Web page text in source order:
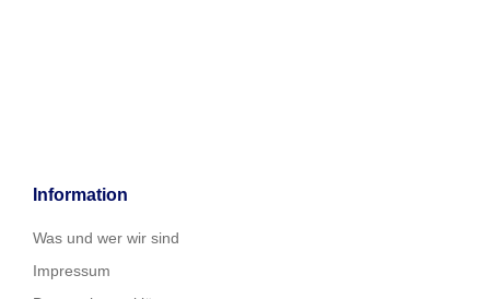
Information
Was und wer wir sind
Impressum